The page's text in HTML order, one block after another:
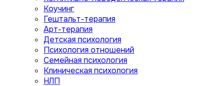
Коучинг
Гештальт-терапия
Арт-терапия
Детская психология
Психология отношений
Семейная психология
Клиническая психология
НЛП